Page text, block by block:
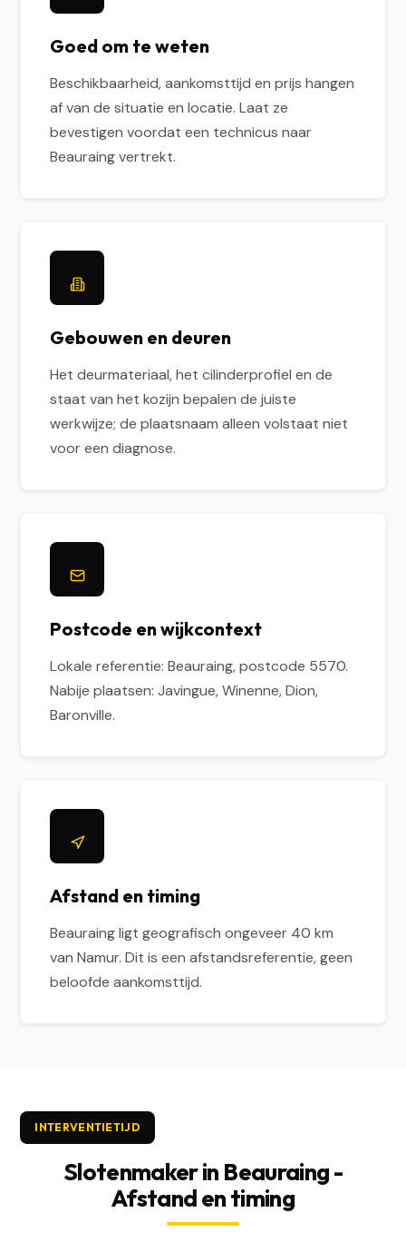
Goed om te weten
Beschikbaarheid, aankomsttijd en prijs hangen
af van de situatie en locatie. Laat ze
bevestigen voordat een technicus naar
Beauraing vertrekt.
Gebouwen en deuren
Het deurmateriaal, het cilinderprofiel en de
staat van het kozijn bepalen de juiste
werkwijze; de plaatsnaam alleen volstaat niet
voor een diagnose.
Postcode en wijkcontext
Lokale referentie: Beauraing, postcode 5570.
Nabije plaatsen: Javingue, Winenne, Dion,
Baronville.
Afstand en timing
Beauraing ligt geografisch ongeveer 40 km
van Namur. Dit is een afstandsreferentie, geen
beloofde aankomsttijd.
INTERVENTIETIJD
Slotenmaker in Beauraing -
Afstand en timing